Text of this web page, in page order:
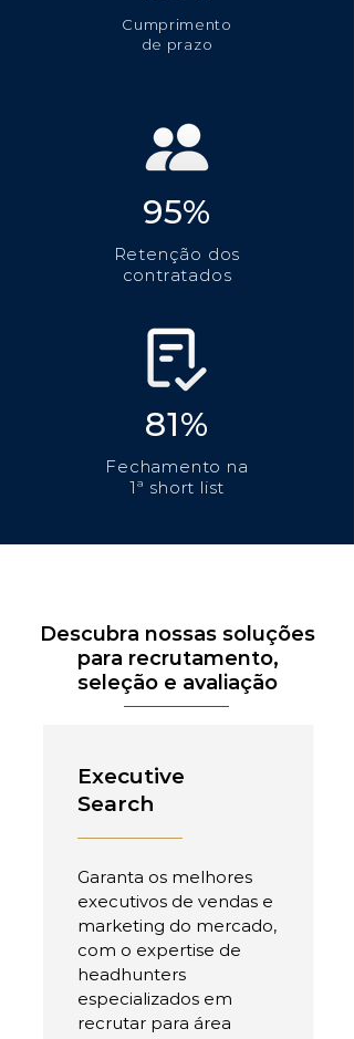
Cumprimento
de prazo
95%
Retenção dos
contratados
81%
Fechamento na
1ª short list
Descubra nossas soluções
para recrutamento,
seleção e avaliação
Executive
Search
Garanta os melhores
executivos de vendas e
marketing do mercado,
com o expertise de
headhunters
especializados em
recrutar para área